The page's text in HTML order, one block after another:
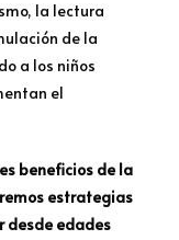
la lectura
de la
a los niños
el
beneficios de la
estrategias
desde edades